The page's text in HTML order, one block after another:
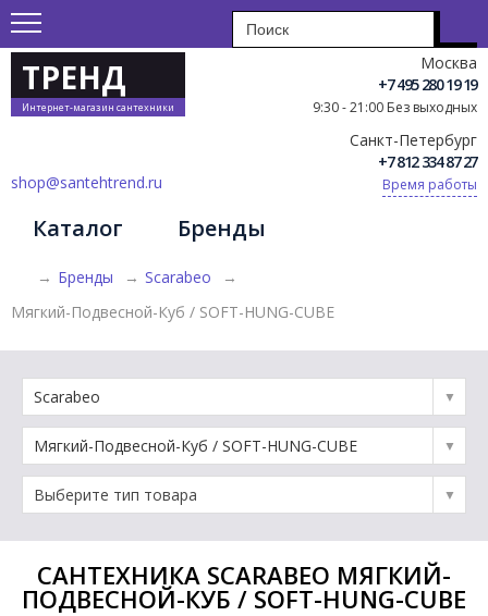
ТРЕНД
Интернет-магазин сантехники
Москва
+7 495 280 19 19
9:30 - 21:00 Без выходных
Санкт-Петербург
+7 812 334 87 27
Время работы
shop@santehtrend.ru
Каталог Бренды
→ Бренды → Scarabeo
→
Мягкий-Подвесной-Куб / SOFT-HUNG-CUBE
Scarabeo
Мягкий-Подвесной-Куб / SOFT-HUNG-CUBE
Выберите тип товара
САНТЕХНИКА SCARABEO МЯГКИЙ-
ПОДВЕСНОЙ-КУБ / SOFT-HUNG-CUBE